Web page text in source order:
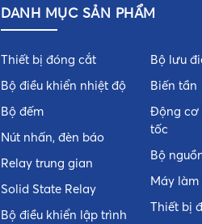
DANH MỤC SẢN PHẨM
Thiết bị đóng cắt
Bộ điều khiển nhiệt độ
Bộ đếm
Nút nhấn, đèn báo
Relay trung gian
Solid State Relay
Bộ điều khiển lập trình
Bộ lưu
Biến tần
Động cơ
tốc
Bộ
Máy làm
Thiết bị